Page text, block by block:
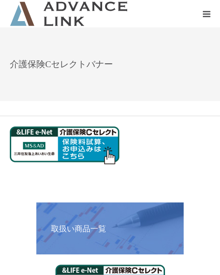
介護保険Cセレクトバナー
取扱い商品一覧
会社概要
事業保険
防災グッズ販売